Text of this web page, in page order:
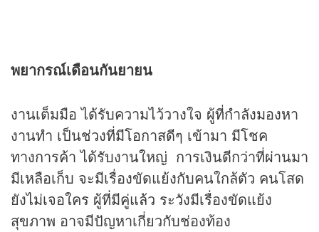
พยากรณ์เดือนกันยายน
งานเต็มมือ ได้รับความไว้วางใจ ผู้ที่กำลังมองหา
งานทำ เป็นช่วงที่มีโอกาสดีๆ เข้ามา มีโชค
ทางการค้า ได้รับงานใหญ่ การเงินดีกว่าที่ผ่านมา
มีเหลือเก็บ จะมีเรื่องขัดแย้งกับคนใกล้ตัว คนโสด
ยังไม่เจอใคร ผู้ที่มีคู่แล้ว ระวังมีเรื่องขัดแย้ง
สุขภาพ อาจมีปัญหาเกี่ยวกับช่องท้อง